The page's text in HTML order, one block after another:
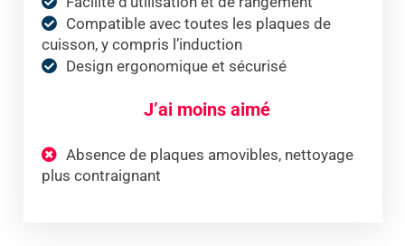
Compatible avec toutes les plaques de
cuisson, y compris l’induction
Design ergonomique et sécurisé
J’ai moins aimé
Absence de plaques amovibles, nettoyage
plus contraignant